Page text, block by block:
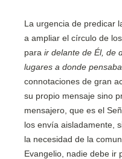
La urgencia de predicar
a ampliar el círculo de
para ir delante de Él, de
lugares a donde pensaba
connotaciones de gran
su propio mensaje sino
mensajero, que es el
los envía aisladamente,
la necesidad de la
Evangelio, nadie debe ir